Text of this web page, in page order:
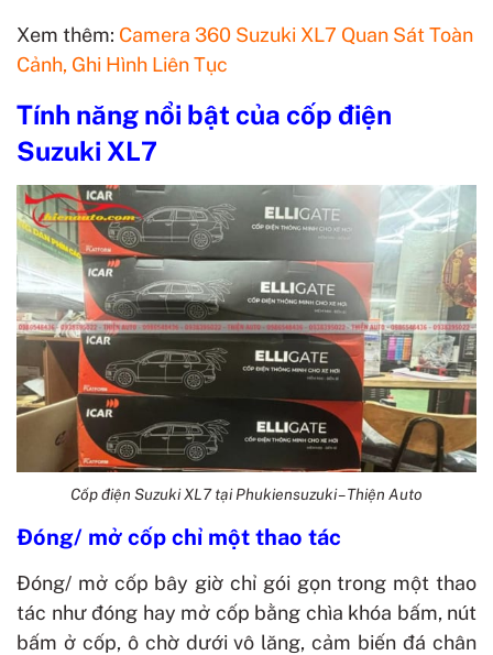
Xem thêm: Camera 360 Suzuki XL7 Quan Sát Toàn
Cảnh, Ghi Hình Liên Tục
Tính năng nổi bật của cốp điện
Suzuki XL7
Cốp điện Suzuki XL7 tại Phukiensuzuki – Thiện Auto
Đóng/ mở cốp chỉ một thao tác
Đóng/ mở cốp bây giờ chỉ gói gọn trong một thao
tác như đóng hay mở cốp bằng chìa khóa bấm, nút
bấm ở cốp, ô chờ dưới vô lăng, cảm biến đá chân